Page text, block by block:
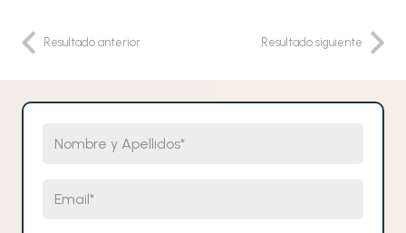
Resultado anterior Resultado siguiente